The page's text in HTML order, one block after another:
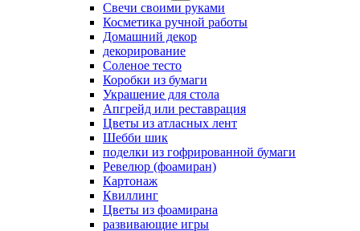
Свечи своими руками
Косметика ручной работы
Домашний декор
декорирование
Соленое тесто
Коробки из бумаги
Украшение для стола
Апгрейд или реставрация
Цветы из атласных лент
Шебби шик
поделки из гофрированной бумаги
Ревелюр (фоамиран)
Картонаж
Квиллинг
Цветы из фоамирана
развивающие игры